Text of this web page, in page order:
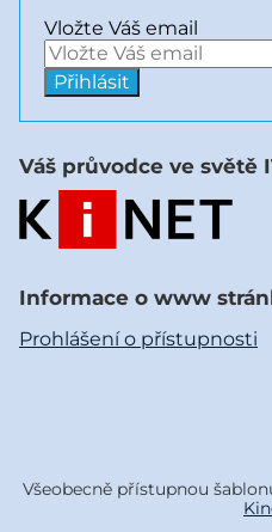
Vložte Váš email
Váš průvodce ve světě
Informace o www
Prohlášení o přístupnosti
Všeobecně přístupnou